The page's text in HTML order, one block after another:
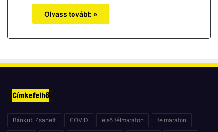
Olvass tovább »
Címkefelhő
Bánkuti Zsanett COVID első félmaraton felmaraton